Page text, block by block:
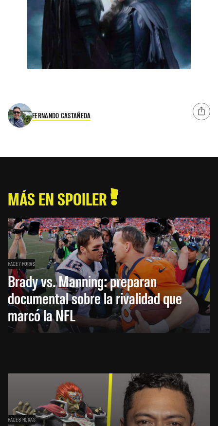
FERNANDO CASTAÑEDA
MÁS EN SPOILER
HACE 7 HORAS
Brady vs. Manning: preparan
documental sobre la rivalidad que
marcó la NFL
HACE 8 HORAS